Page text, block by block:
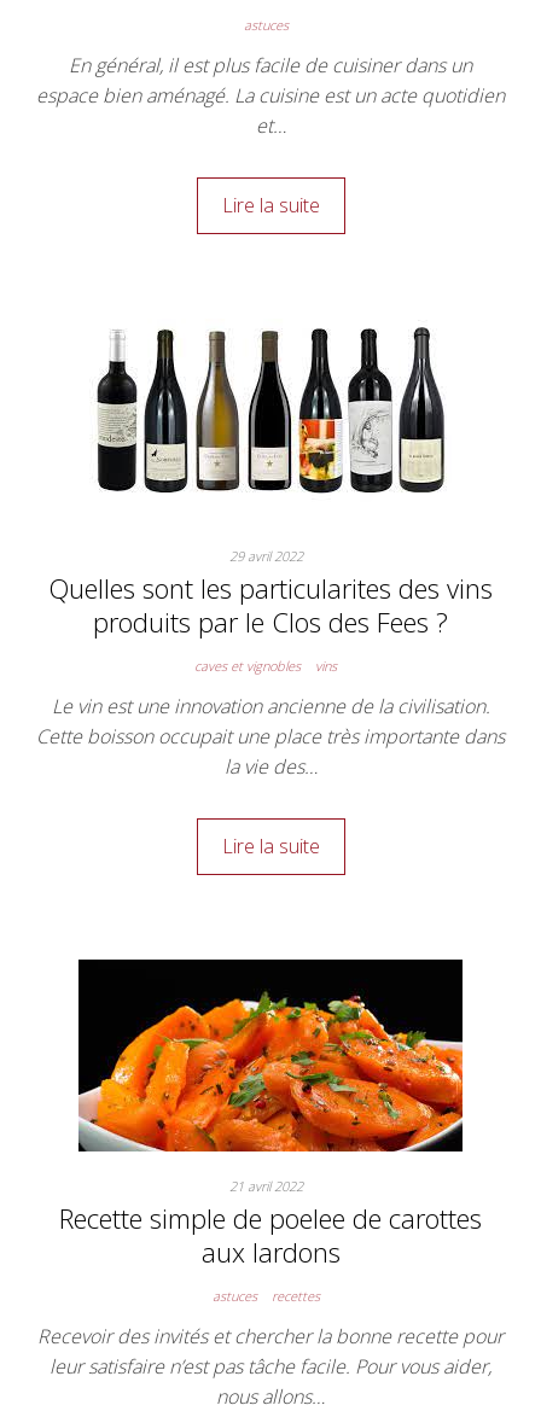
astuces
En général, il est plus facile de cuisiner dans un
espace bien aménagé. La cuisine est un acte quotidien
et…
Lire la suite
29 avril 2022
Quelles sont les particularites des vins
produits par le Clos des Fees ?
caves et vignobles vins
Le vin est une innovation ancienne de la civilisation.
Cette boisson occupait une place très importante dans
la vie des…
Lire la suite
21 avril 2022
Recette simple de poelee de carottes
aux lardons
astuces recettes
Recevoir des invités et chercher la bonne recette pour
leur satisfaire n’est pas tâche facile. Pour vous aider,
nous allons…